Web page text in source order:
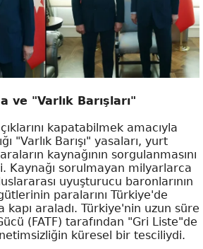
ve "Varlık Barışları"
kapatabilmek amacıyla
"Varlık Barışı" yasaları, yurt
kaynağının sorgulanmasını
Kaynağı sorulmayan milyarlarca
uyuşturucu baronlarının
paralarını Türkiye'de
kapı araladı. Türkiye'nin uzun süre
(FATF) tarafından "Gri Liste"de
küresel bir tesciliydi.